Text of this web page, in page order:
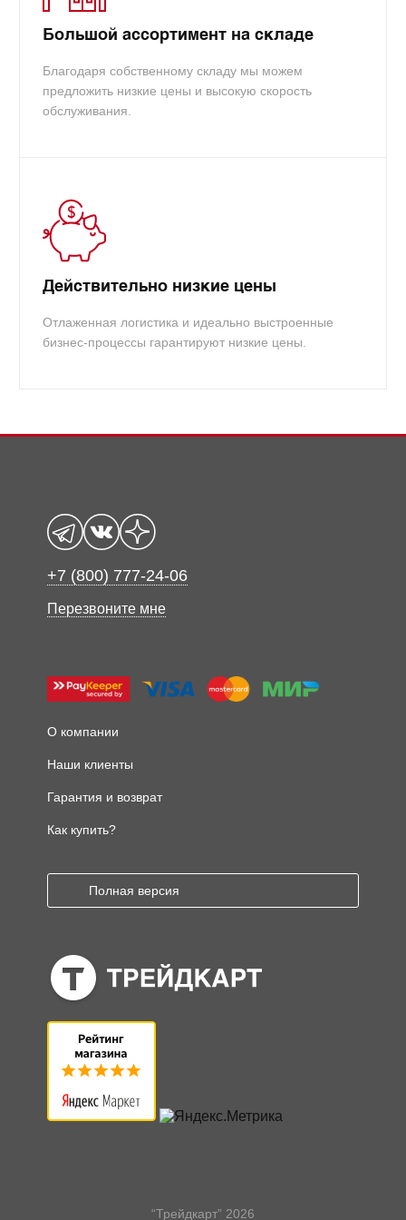
Большой ассортимент на складе
Благодаря собственному складу мы можем
предложить низкие цены и высокую скорость
обслуживания.
Действительно низкие цены
Отлаженная логистика и идеально выстроенные
бизнес-процессы гарантируют низкие цены.
+7 (800) 777-24-06
Перезвоните мне
О компании
Наши клиенты
Гарантия и возврат
Как купить?
Полная версия
“Трейдкарт” 2026